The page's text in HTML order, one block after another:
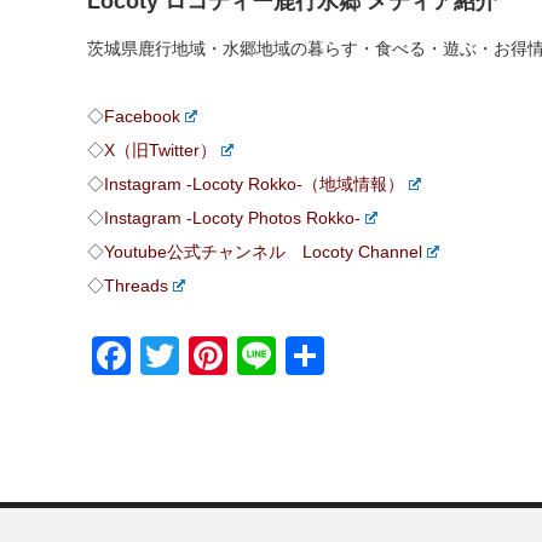
茨城県鹿行地域・水郷地域の暮らす・食べる・遊ぶ・お得
◇Facebook
◇X（旧Twitter）
◇Instagram -Locoty Rokko-（地域情報）
◇Instagram -Locoty Photos Rokko-
◇Youtube公式チャンネル Locoty Channel
◇Threads
Facebook
TwitterPinterest
Line